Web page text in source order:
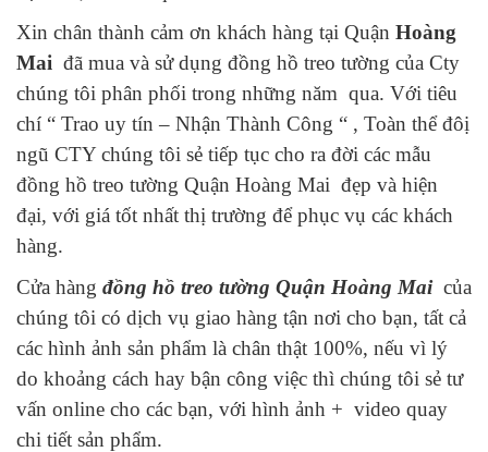
Xin chân thành cảm ơn khách hàng tại Quận Hoàng
Mai đã mua và sử dụng đồng hồ treo tường của Cty
chúng tôi phân phối trong những năm qua. Với tiêu
chí “ Trao uy tín – Nhận Thành Công “ , Toàn thể đôị
ngũ CTY chúng tôi sẻ tiếp tục cho ra đời các mẫu
đồng hồ treo tường Quận Hoàng Mai đẹp và hiện
đại, với giá tốt nhất thị trường để phục vụ các khách
hàng.
Cửa hàng đồng hồ treo tường Quận Hoàng Mai của
chúng tôi có dịch vụ giao hàng tận nơi cho bạn, tất cả
các hình ảnh sản phẩm là chân thật 100%, nếu vì lý
do khoảng cách hay bận công việc thì chúng tôi sẻ tư
vấn online cho các bạn, với hình ảnh + video quay
chi tiết sản phẩm.